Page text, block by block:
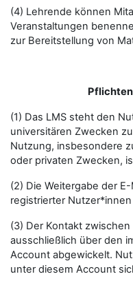
(4) Lehrende können
Veranstaltungen
zur Bereitstellung von
(1) Das LMS steht den
universitären Zwecken
Nutzung, insbesondere
oder privaten Zwecken,
(2) Die Weitergabe der
registrierter
(3) Der Kontakt
ausschließlich über den
Account abgewickelt.
unter diesem Account